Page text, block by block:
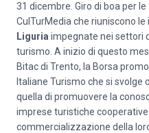
31 dicembre. Giro di boa per le
CulTurMedia che riuniscono
Liguria impegnate nei settori
turismo. A inizio di questo
Bitac di Trento, la Borsa
Italiane Turismo che si svolge
quella di promuovere la
imprese turistiche
commercializzazione della